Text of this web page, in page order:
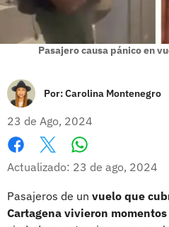
Pasajero causa pánico en
Por:Carolina Montenegro
23 de Ago, 2024
Facebook
X
Actualizado: 23 de ago, 2024
Pasajeros de un vuelo que
Cartagena vivieron